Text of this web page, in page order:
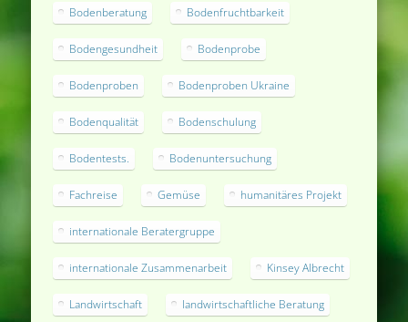
Bodenberatung Bodenfruchtbarkeit
Bodengesundheit Bodenprobe
Bodenproben Bodenproben Ukraine
Bodenqualität Bodenschulung
Bodentests. Bodenuntersuchung
Fachreise Gemüse humanitäres Projekt
internationale Beratergruppe
internationale Zusammenarbeit Kinsey Albrecht
Landwirtschaft landwirtschaftliche Beratung